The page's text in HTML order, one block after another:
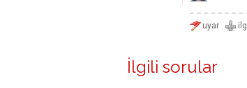
İlgili sorular